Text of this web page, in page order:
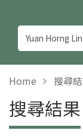
Home 搜尋
搜尋結果